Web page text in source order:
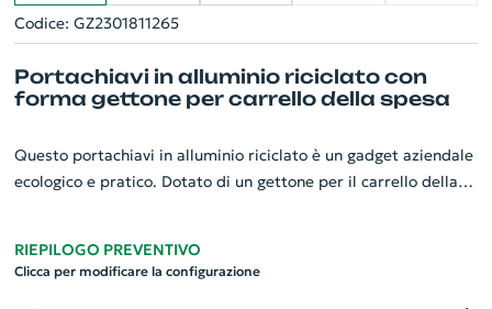
Codice: GZ2301811265
Portachiavi in alluminio riciclato con
forma gettone per carrello della spesa
Questo portachiavi in alluminio riciclato è un gadget aziendale
ecologico e pratico. Dotato di un gettone per il carrello della
sobrio e raffinato lo rende adatto per tutti i gusti.
RIEPILOGO PREVENTIVO
Clicca per modificare la configurazione